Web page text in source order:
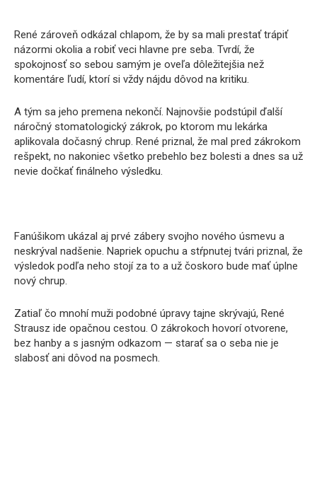
René zároveň odkázal chlapom, že by sa mali prestať trápiť
názormi okolia a robiť veci hlavne pre seba. Tvrdí, že
spokojnosť so sebou samým je oveľa dôležitejšia než
komentáre ľudí, ktorí si vždy nájdu dôvod na kritiku.
A tým sa jeho premena nekončí. Najnovšie podstúpil ďalší
náročný stomatologický zákrok, po ktorom mu lekárka
aplikovala dočasný chrup. René priznal, že mal pred zákrokom
rešpekt, no nakoniec všetko prebehlo bez bolesti a dnes sa už
nevie dočkať finálneho výsledku.
Fanúšikom ukázal aj prvé zábery svojho nového úsmevu a
neskrýval nadšenie. Napriek opuchu a stŕpnutej tvári priznal, že
výsledok podľa neho stojí za to a už čoskoro bude mať úplne
nový chrup.
Zatiaľ čo mnohí muži podobné úpravy tajne skrývajú, René
Strausz ide opačnou cestou. O zákrokoch hovorí otvorene,
bez hanby a s jasným odkazom — starať sa o seba nie je
slabosť ani dôvod na posmech.